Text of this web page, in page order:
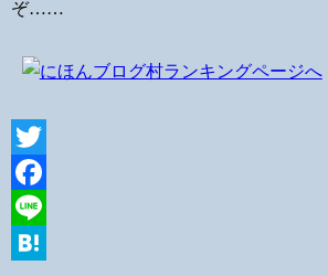
ぞ……
Twitter
Facebook
Line